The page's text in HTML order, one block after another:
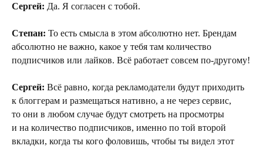
Сергей: Да. Я согласен с тобой.
Степан: То есть смысла в этом абсолютно нет. Брендам
абсолютно не важно, какое у тебя там количество
подписчиков или лайков. Всё работает совсем по-другому!
Сергей: Всё равно, когда рекламодатели будут приходить
к блоггерам и размещаться нативно, а не через сервис,
то они в любом случае будут смотреть на просмотры
и на количество подписчиков, именно по той второй
вкладки, когда ты кого фоловишь, чтобы ты видел этот